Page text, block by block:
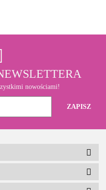
nowościami!